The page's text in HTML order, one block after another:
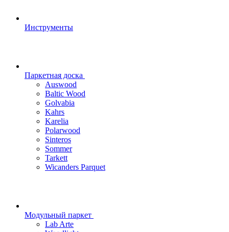
Инструменты
Паркетная доска
Auswood
Baltic Wood
Golvabia
Kahrs
Karelia
Polarwood
Sinteros
Sommer
Tarkett
Wicanders Parquet
Модульный паркет
Lab Arte